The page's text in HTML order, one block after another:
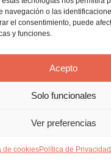
navegación o las
el consentimiento, puede
y funciones.
Acepto
Solo funcionales
Ver preferencias
de cookiesPolítica de Privacidad
angel@buenafuente.org
del Sistal 2025 |
↑
en Youtube:Instala